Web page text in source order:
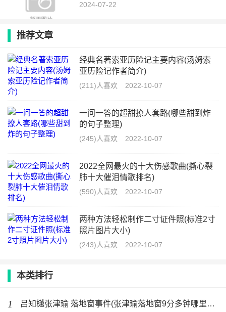
2024-07-22
推荐文章
经典名著索亚历险记主要内容(汤姆索
亚历险记作者简介)
(211)人喜欢 2022-10-07
一问一答的超甜撩人套路(哪些甜到炸
的句子整理)
(245)人喜欢 2022-10-07
2022全网最火的十大伤感歌曲(撕心裂
肺十大催泪情歌排名)
(590)人喜欢 2022-10-07
两种方法轻松制作二寸证件照(标准2寸
照片图片大小)
(243)人喜欢 2022-10-07
本类排行
1 吕知樾张津瑜 落地窗事件(张津瑜落地窗9分多钟哪里可以看)